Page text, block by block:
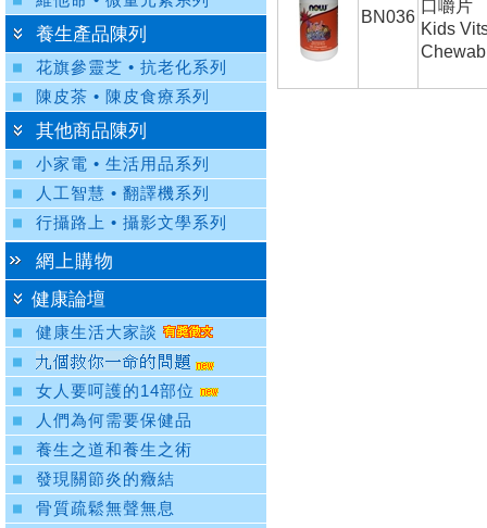
BN036
口嚼片
Kids
養生產品陳列
花旗參靈芝 • 抗老化系列
陳皮茶 • 陳皮食療系列
其他商品陳列
小家電 • 生活用品系列
人工智慧 • 翻譯機系列
行攝路上 • 攝影文學系列
網上購物
健康論壇
健康生活大家談
女人要呵護的14部位
人們為何需要保健品
養生之道和養生之術
發現關節炎的癥結
骨質疏鬆無聲無息